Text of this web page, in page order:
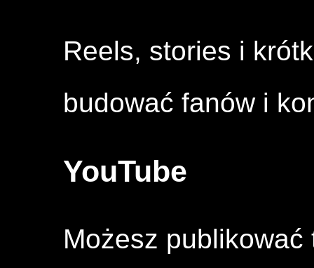
Reels, stories i
budować fanów i
YouTube
Możesz